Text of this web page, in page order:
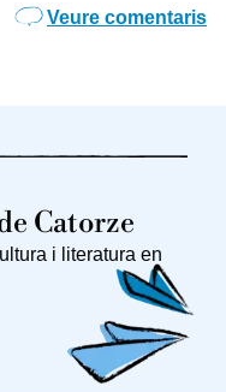
Veure comentaris
Catorze
i literatura en